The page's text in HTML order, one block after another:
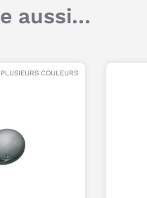
d'Oskö ?
Parfait pour la
Le plastique
force et sa
Adhésif
Titre
aussi…
PLUSIEURS COULEURS